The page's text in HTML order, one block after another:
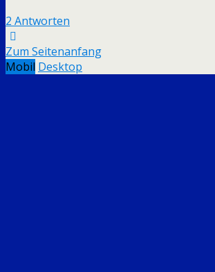
2 Antworten
Zum Seitenanfang
Mobil Desktop